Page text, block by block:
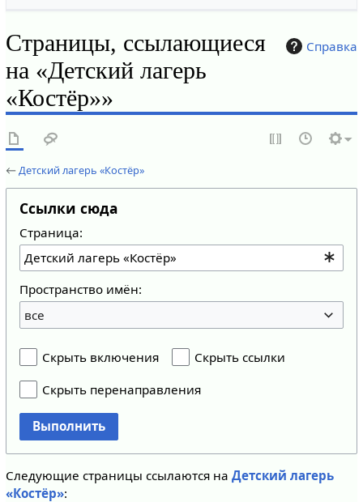
Справка
Страницы, ссылающиеся
на «Детский лагерь
«Костёр»»
←Детский лагерь «Костёр»
Ссылки сюда
Страница:
Пространство имён:
все
Скрыть включения
Скрыть ссылки
Скрыть перенаправления
Выполнить
Следующие страницы ссылаются на Детский лагерь
«Костёр»: